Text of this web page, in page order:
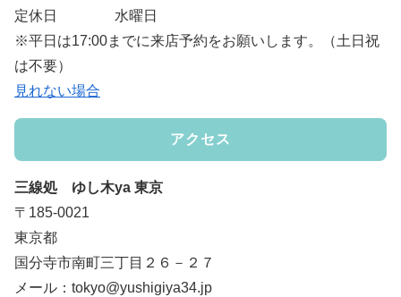
定休日 水曜日
※平日は17:00までに来店予約をお願いします。（土日祝
は不要）
見れない場合
アクセス
三線処 ゆし木ya 東京
〒185-0021
東京都
国分寺市南町三丁目２６－２７
メール：tokyo@yushigiya34.jp